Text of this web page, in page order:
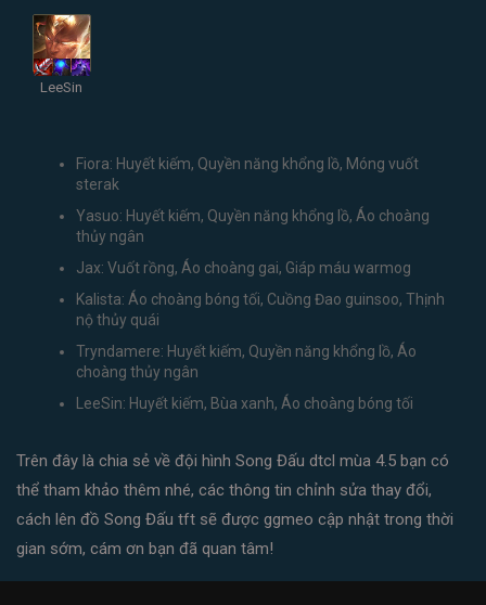
LeeSin
Fiora: Huyết kiếm, Quyền năng khổng lồ, Móng vuốt
sterak
Yasuo: Huyết kiếm, Quyền năng khổng lồ, Áo choàng
thủy ngân
Jax: Vuốt rồng, Áo choàng gai, Giáp máu warmog
Kalista: Áo choàng bóng tối, Cuồng Đao guinsoo, Thịnh
nộ thủy quái
Tryndamere: Huyết kiếm, Quyền năng khổng lồ, Áo
choàng thủy ngân
LeeSin: Huyết kiếm, Bùa xanh, Áo choàng bóng tối
Trên đây là chia sẻ về đội hình Song Đấu dtcl mùa 4.5 bạn có
thể tham khảo thêm nhé, các thông tin chỉnh sửa thay đổi,
cách lên đồ Song Đấu tft sẽ được ggmeo cập nhật trong thời
gian sớm, cám ơn bạn đã quan tâm!